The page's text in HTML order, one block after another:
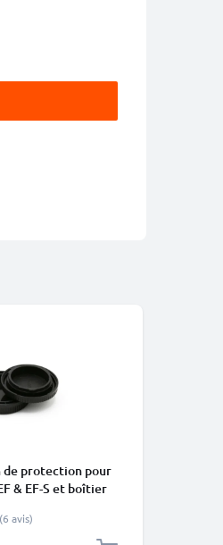
de protection pour
& EF-S et boîtier
de protection
(6 avis)